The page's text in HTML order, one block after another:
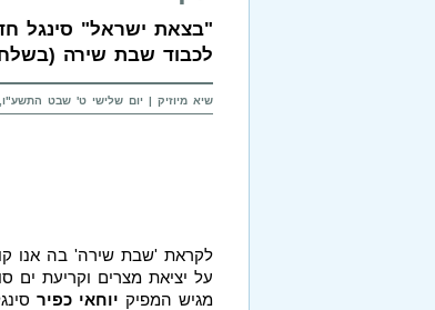
"בצאת ישראל" סינגל
לכבוד שבת שירה
שיא מיוזיק | יום שלישי ט' שבט התשע"ו, 19-01-2016 בשעה 17:52
לקראת 'שבת שירה' בה אנו
על יציאת מצרים וקריעת ים
מגיש המפיק יוחאי כפיר